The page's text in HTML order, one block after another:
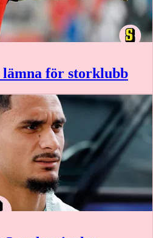
lämna för storklubb